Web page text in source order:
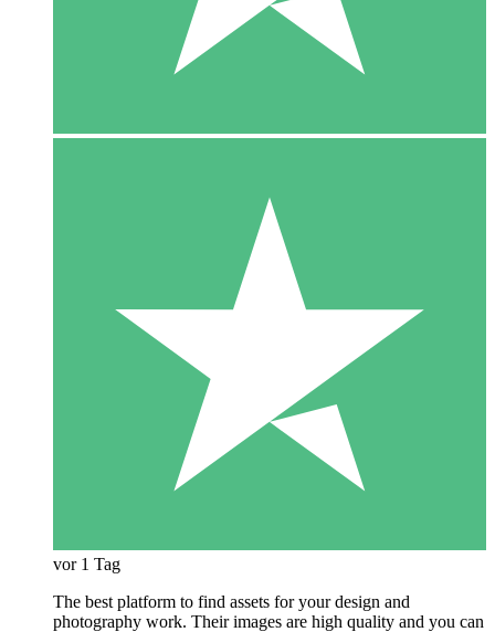
vor 1 Tag
The best platform to find assets for your design and
photography work. Their images are high quality and you can